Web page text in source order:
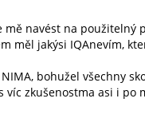
mě navést na
měl jakýsi IQAnevím,
bohužel všechny
víc zkušenostma asi i